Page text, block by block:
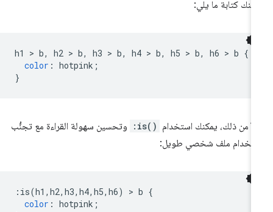
كتابة ما يلي:
h1 > b, h2 > b, h3 > b, h4 > b, h5 > b, h6 b
color: hotpink
من ذلك، يمكنك استخدام :is() وتحسين سهولة القراءة مع تجنُّب
ملف شخصي طويل:
:is ( h1, h2, h3, h4, h5, h6 b
color: hotpink